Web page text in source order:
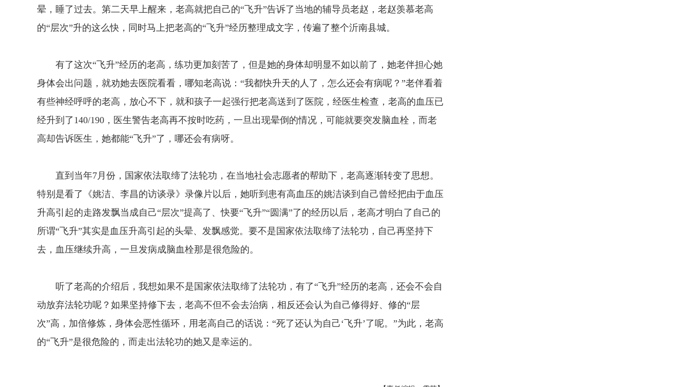
晕，睡了过去。第二天早上醒来，老高就把自己的“飞升”告诉了当地的辅导员老赵，老赵羡慕老高
的“层次”升的这么快，同时马上把老高的“飞升”经历整理成文字，传遍了整个沂南县城。
有了这次“飞升”经历的老高，练功更加刻苦了，但是她的身体却明显不如以前了，她老伴担心她
身体会出问题，就劝她去医院看看，哪知老高说：“我都快升天的人了，怎么还会有病呢？”老伴看着
有些神经呼呼的老高，放心不下，就和孩子一起强行把老高送到了医院，经医生检查，老高的血压已
经升到了140/190，医生警告老高再不按时吃药，一旦出现晕倒的情况，可能就要突发脑血栓，而老
高却告诉医生，她都能“飞升”了，哪还会有病呀。
直到当年7月份，国家依法取缔了法轮功，在当地社会志愿者的帮助下，老高逐渐转变了思想。
特别是看了《姚洁、李昌的访谈录》录像片以后，她听到患有高血压的姚洁谈到自己曾经把由于血压
升高引起的走路发飘当成自己“层次”提高了、快要“飞升”“圆满”了的经历以后，老高才明白了自己的
所谓“飞升”其实是血压升高引起的头晕、发飘感觉。要不是国家依法取缔了法轮功，自己再坚持下
去，血压继续升高，一旦发病成脑血栓那是很危险的。
听了老高的介绍后，我想如果不是国家依法取缔了法轮功，有了“飞升”经历的老高，还会不会自
动放弃法轮功呢？如果坚持修下去，老高不但不会去治病，相反还会认为自己修得好、修的“层
次”高，加倍修炼，身体会恶性循环，用老高自己的话说：“死了还认为自己‘飞升’了呢。”为此，老高
的“飞升”是很危险的，而走出法轮功的她又是幸运的。